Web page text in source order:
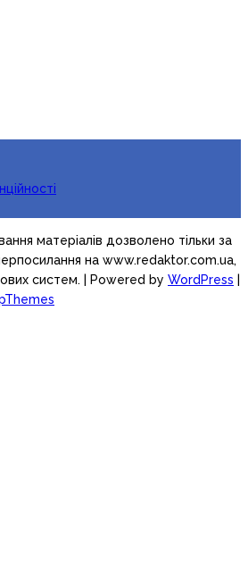
матеріалів дозволено тільки за
на www.redaktor.com.ua,
систем. | Powered by WordPress